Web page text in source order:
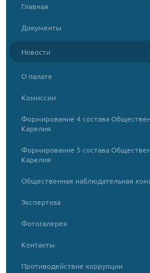
Главная
Документы
Новости
О палате
Комиссии
Формирование 4 состава
Карелия
Формирование 5 состава
Карелия
Общественная наблюдательная
Экспертиза
Фотогалерея
Контакты
Противодействие коррупции